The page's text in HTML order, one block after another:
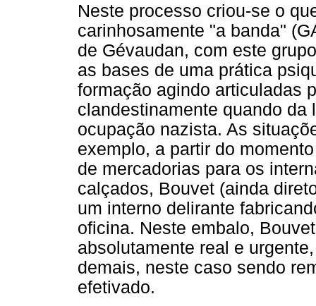
Neste processo criou-se o
carinhosamente "a banda"
de Gévaudan, com este
as bases de uma prática
formação agindo articuladas
clandestinamente quando
ocupação nazista. As
exemplo, a partir do
de mercadorias para os
calçados, Bouvet (ainda
um interno delirante
oficina. Neste embalo,
absolutamente real e
demais, neste caso sendo
efetivado.